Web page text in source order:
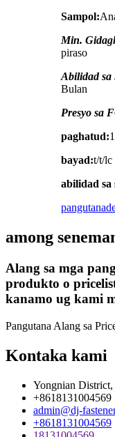
Sampol:
Min.
piraso
Abilidad sa
Bulan
Presyo sa
paghatud:
bayad:t/t/lc
abilidad sa
pangutana
among
Alang sa mga
produkto o
kanamo ug kami
Pangutana Alang sa
Kontaka kami
Yongnian
+8618131004569
admin@dj-
+8618131004569